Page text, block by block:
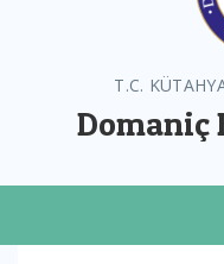
T.C.
Domaniç